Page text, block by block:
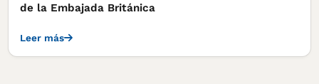
de la Embajada Británica
Leer más